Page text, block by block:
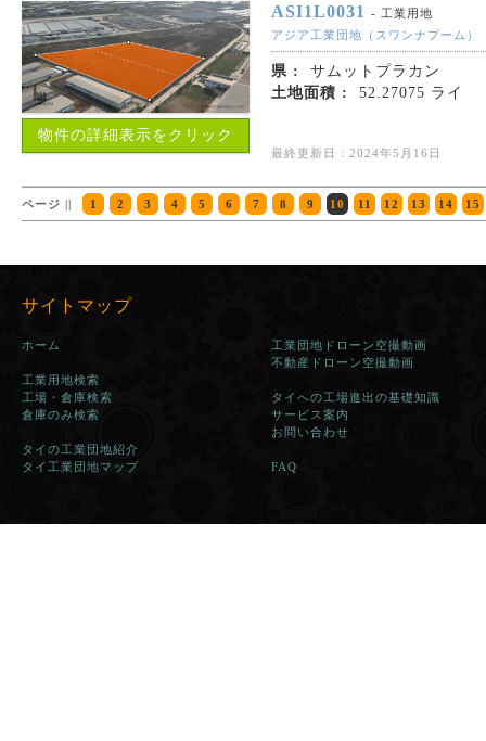
物件の詳細表示をクリック
ASI1L0031
- 工業用地
アジア工業団地（スワンナプーム）
県 :
サムットプラカン
土地面積 :
52.27075 ライ
最終更新日 : 2024年5月16日
ページ || 1 2 3 4 5 6 7 8 9 10 11 12 13 14 15
サイトマップ
ホーム
工業用地検索
工場・倉庫検索
倉庫のみ検索
タイの工業団地紹介
タイ工業団地マップ
工業団地ドローン空撮動画
不動産ドローン空撮動画
タイへの工場進出の基礎知識
サービス案内
お問い合わせ
FAQ